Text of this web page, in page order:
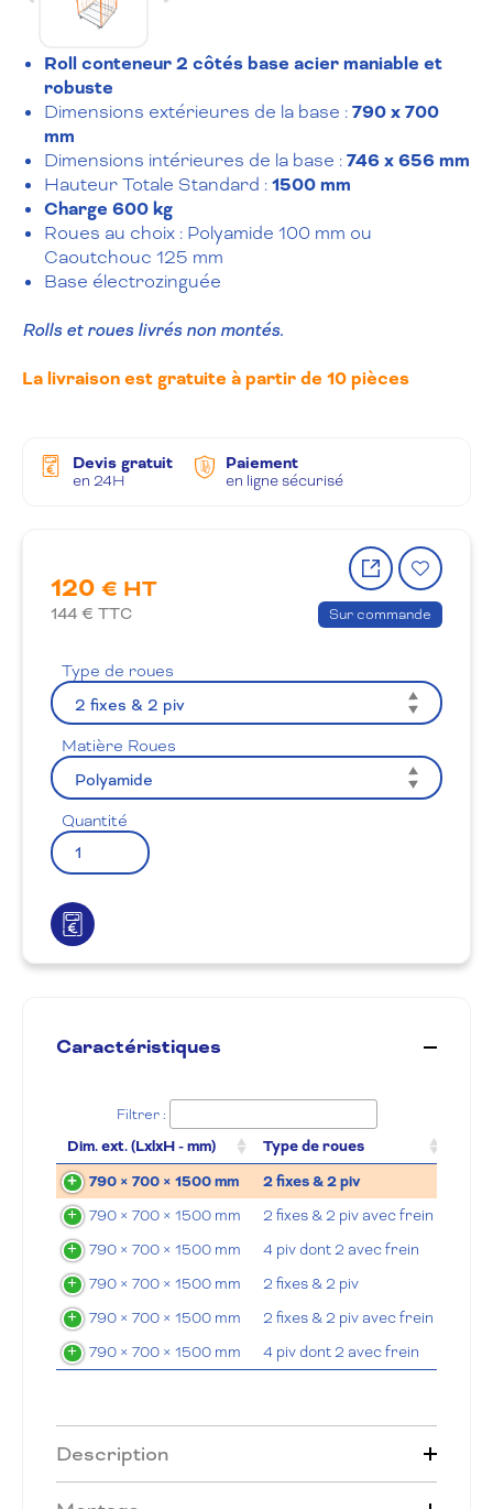
Roll conteneur 2 côtés base acier maniable et
robuste
Dimensions extérieures de la base :790 x 700
mm
Dimensions intérieures de la base :746 x 656 mm
Hauteur Totale Standard :1500 mm
Charge 600 kg
Roues au choix : Polyamide 100 mm ou
Caoutchouc 125 mm
Base électrozinguée
Rolls et roues livrés non montés.
La livraison est gratuite à partir de 10 pièces
Devis gratuit
en 24H
Paiement
en ligne sécurisé
120 € HT
144 € TTC
Partager
le
produit
à
la
Sur commande
Type de roues
Matière Roues
Quantité
Caractéristiques
Filtrer :
Dim. ext. (LxlxH - mm) Type de roues
790 × 700 × 1500 mm
2 fixes & 2 piv
790 × 700 × 1500 mm 2 fixes & 2 piv avec frein
790 × 700 × 1500 mm
4 piv dont 2 avec frein
790 × 700 × 1500 mm
2 fixes & 2 piv
790 × 700 × 1500 mm
2 fixes & 2 piv avec frein
790 × 700 × 1500 mm
4 piv dont 2 avec frein
Description